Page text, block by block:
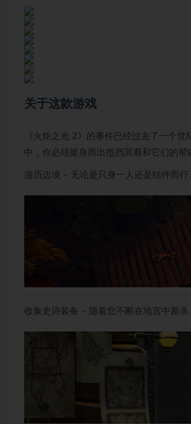
关于这款游戏
《火炬之光 2》的事件已经过去了一个
中，你必须挺身而出抵挡冥裔和它们的
游历边境 – 无论是只身一人还是结伴而
收集史诗装备 – 随着您不断在地宫中厮